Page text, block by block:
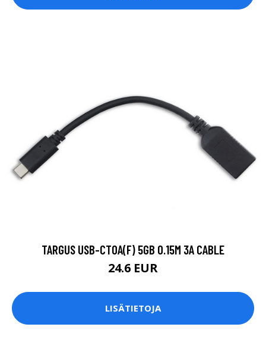
TARGUS USB-CTOA(F) 5GB 0.15M 3A CABLE
24.6 EUR
LISÄTIETOJA